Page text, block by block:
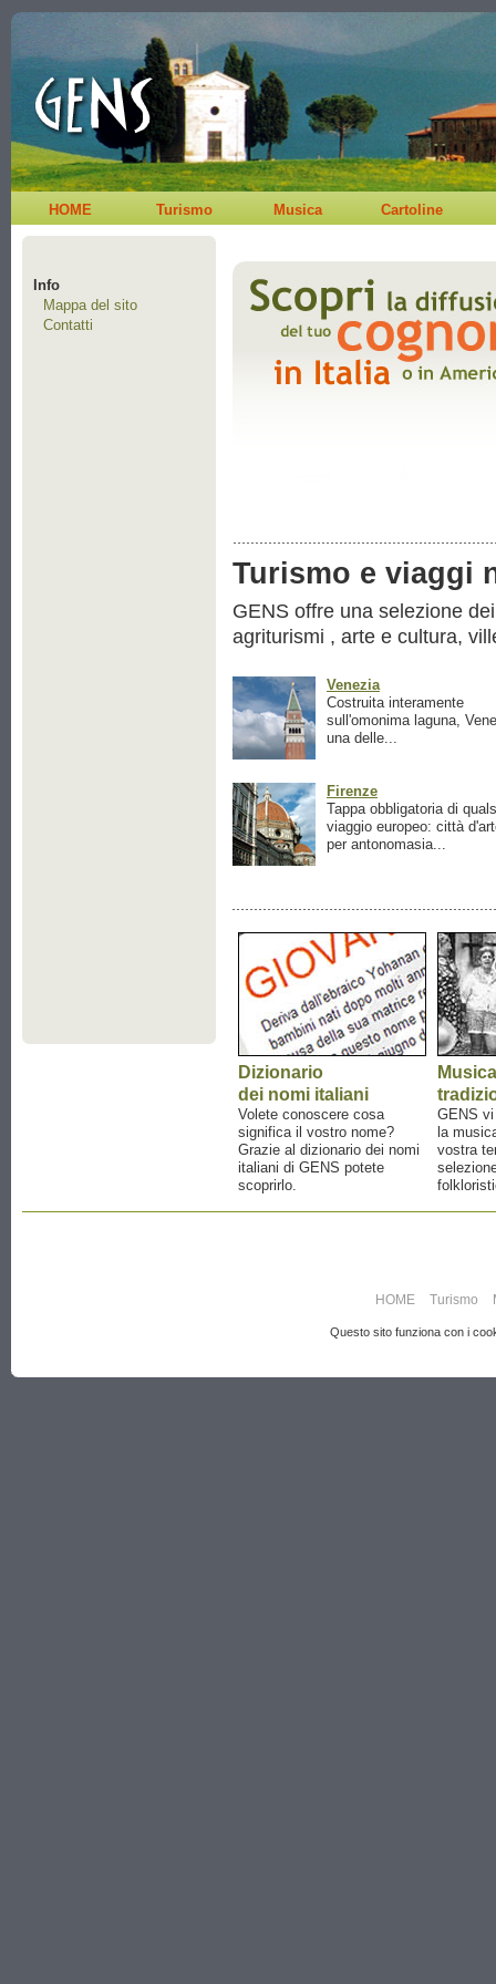
HOME Turismo Musica Cartoline
Info
Mappa del sito
Contatti
Turismo e viaggi
GENS offre una selezione
agriturismi , arte e cultura,
Venezia
Costruita interamente
sull'omonima laguna,
una delle...
Firenze
Tappa obbligatoria di
viaggio europeo: città
per antonomasia...
Dizionario
dei nomi italiani
Volete conoscere cosa
significa il vostro nome?
Grazie al dizionario dei nomi
italiani di GENS potete
scoprirlo.
Musica
GENS
la
vostra
HOME Turismo
Questo sito funziona con i